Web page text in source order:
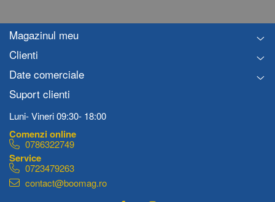
Magazinul meu
Clienti
Date comerciale
Suport clienti
Luni- Vineri 09:30- 18:00
0786322749
0723479263
contact@boomag.ro